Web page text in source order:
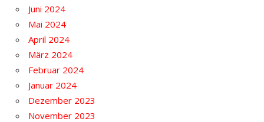
Juni 2024
Mai 2024
April 2024
März 2024
Februar 2024
Januar 2024
Dezember 2023
November 2023